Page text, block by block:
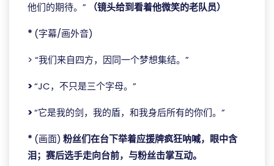
他们的期待。” （镜头给到看着他微笑的老队员）
* (字幕/画外音)
> “我们来自四方，因同一个梦想集结。”
>“JC，不只是三个字母。”
>“它是我的剑，我的盾，和我身后所有的你们。”
* (画面) 粉丝们在台下举着应援牌疯狂呐喊，眼中含
泪；赛后选手走向台前，与粉丝击掌互动。